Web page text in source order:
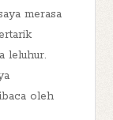
merasa
leluhur.
oleh